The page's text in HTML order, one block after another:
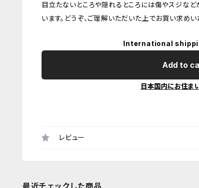
目立たないところや隠れるところには傷やスジな
います。どうぞ、ご理解いただいた上でお買い求め
International
Add to
日本国内にお住ま
レビュー
最近チェックした商品